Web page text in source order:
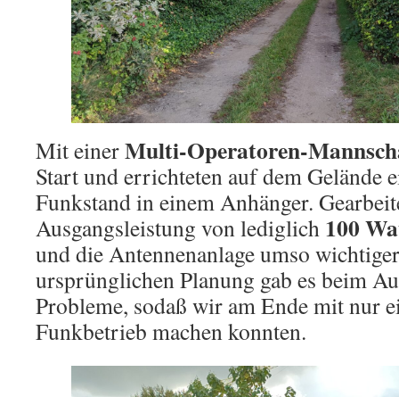
Mit einerMulti-Operatoren-
Start und errichteten auf dem Gelände
Funkstand in einem Anhänger.
Ausgangsleistung von lediglich 100
und die Antennenanlage umso
ursprünglichen Planung gab es beim
Probleme, sodaß wir am Ende mit nur
Funkbetrieb machen konnten.